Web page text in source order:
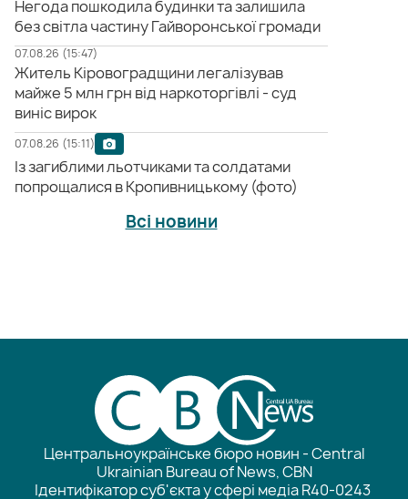
Негода пошкодила будинки та залишила
без світла частину Гайворонської громади
07.08.26 (15:47)
Житель Кіровоградщини легалізував
майже 5 млн грн від наркоторгівлі - суд
виніс вирок
07.08.26 (15:11)
Із загиблими льотчиками та солдатами
попрощалися в Кропивницькому (фото)
Всі новини
Центральноукраїнське бюро новин - Central
Ukrainian Bureau of News, CBN
Ідентифікатор суб'єкта у сфері медіа R40-0243